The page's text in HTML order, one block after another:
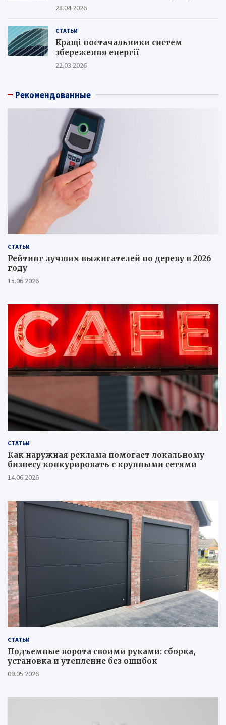
28.04.2026
СТАТЬИ
Кращі постачальники систем
збереження енергії
22.03.2026
Рекомендованные
СТАТЬИ
Рейтинг лучших выжигателей по дереву в 2026
году
15.06.2026
СТАТЬИ
Как наружная реклама помогает локальному
бизнесу конкурировать с крупными сетями
14.06.2026
СТАТЬИ
Подъемные ворота своими руками: сборка,
установка и утепление без ошибок
09.05.2026